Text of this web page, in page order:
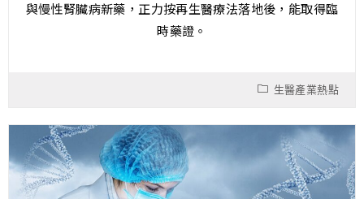
與慢性腎臟病新藥，正力按再生醫療法落地後，能取得臨
時藥證。
生醫產業熱點